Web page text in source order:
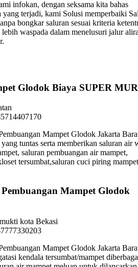
infokan, dengan seksama kita bahas
yang terjadi, kami Solusi memperbaiki
bongkar saluran sesuai kriteria
waspada dalam menelusuri jalur
Glodok Biaya SUPER
Mampet Glodok Jakarta
tuntas serta memberikan saluran air
saluran pembuangan air mampet,
tersumbat,saluran cuci piring mampet
Mampet Glodok
kota Bekasi
Mampet Glodok Jakarta
kendala tersumbat/mampet